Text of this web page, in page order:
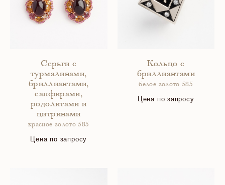
Серьги с
турмалинами,
бриллиантами,
сапфирами,
родолитами и
цитринами
красное золото 585
Цена по запросу
Кольцо с
бриллиантами
белое золото 585
Цена по запросу